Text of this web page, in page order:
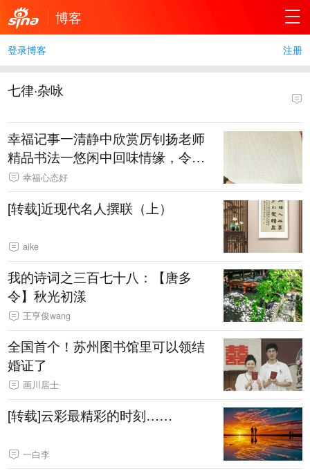
博客
登录博客 注册
七律·杂咏
幸福记事一清静中欣赏厉钊扬老师
精品书法一悠闲中回味情缘，令我
身心愉悦！
幸福心态好
[转载]近现代名人撰联（上）
aike
我的诗词之三百七十八：【唐多
令】秋光初漾
王亨俊wang
全国首个！苏州图书馆里可以领结
婚证了
画川居士
[转载]云彩最精彩的时刻……
一白李